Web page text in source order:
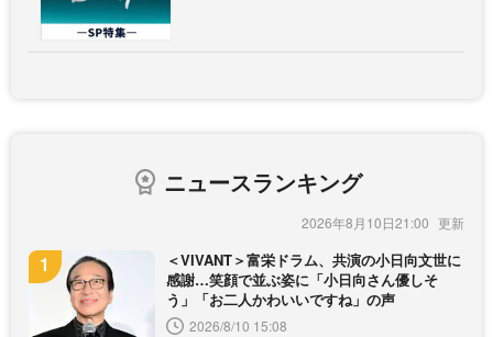
ニュースランキング
2026年8月10日21:00
＜VIVANT＞富栄ドラム、共演の小日向文世に
感謝…笑顔で並ぶ姿に「小日向さん優しそ
う」「お二人かわいいですね」の声
2026/8/10 15:08